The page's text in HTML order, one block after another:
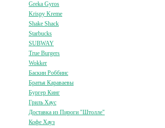
Greka Gyros
Krispy Kreme
Shake Shack
Starbucks
SUBWAY
True Burgers
Wokker
Баскин Роббинс
Братья Караваевы
Бургер Кинг
Гриль Хаус
Доставка из Пироги "Штолле"
Кофе Хауз